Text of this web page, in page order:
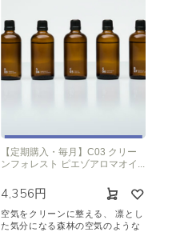
【定期購入・毎月】C03 クリー
ンフォレスト ピエゾアロマオイ...
4,356円
空気をクリーンに整える、 凛とし
た気分になる森林の空気のような